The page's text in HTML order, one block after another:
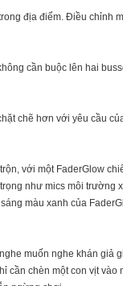
địa điểm. Điều chỉnh
cần buộc lên hai
chẽ hơn với yêu cầu
với một FaderGlow
như mics môi trường
màu xanh của
muốn nghe khán giả
cần chèn một con vịt vào